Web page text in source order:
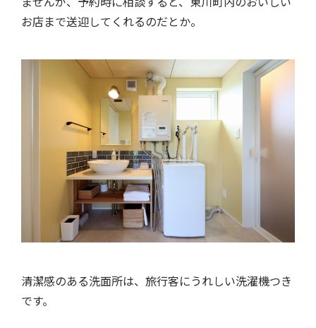
お店まで送迎してくれるのだとか。
清潔感のある洗面所は、旅行客にうれしい洗濯機つき
です。